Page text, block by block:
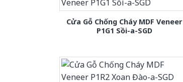
Cửa Gỗ Chống Cháy MDF Veneer
P1G1 Sồi-a-SGD